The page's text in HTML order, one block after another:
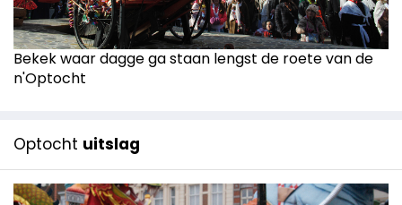
Bekek waar dagge ga staan lengst de roete van de
n'Optocht
Optocht uitslag